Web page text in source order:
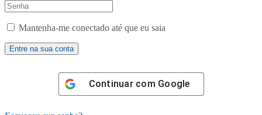
Mantenha-me conectado até que eu saia
Continuar com Google